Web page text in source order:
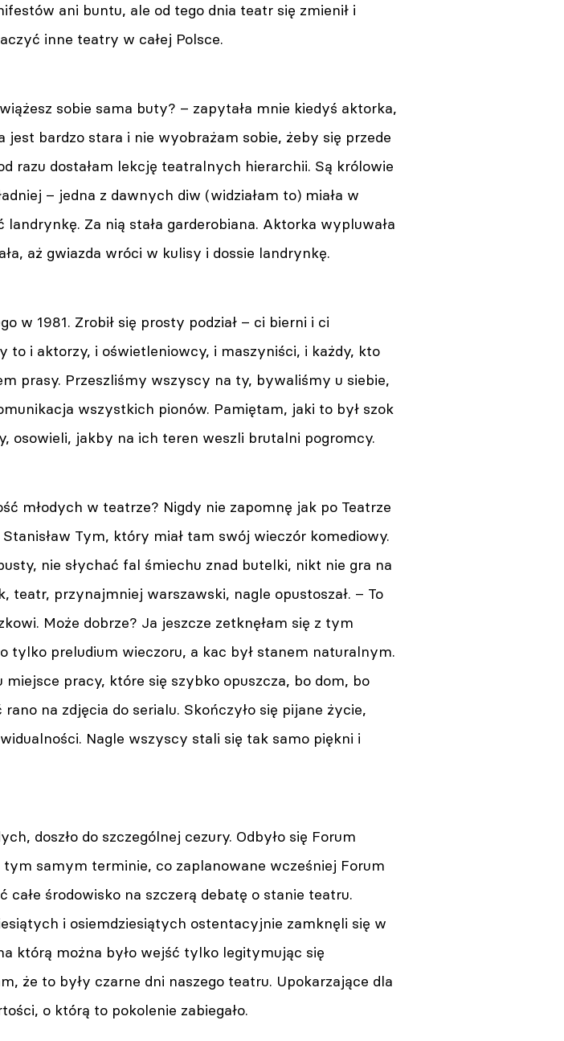
ani buntu, ale od tego dnia teatr się zmienił i
inne teatry w całej Polsce.
sobie sama buty? – zapytała mnie kiedyś aktorka,
jest bardzo stara i nie wyobrażam sobie, żeby się przede
razu dostałam lekcję teatralnych hierarchii. Są królowie
– jedna z dawnych diw (widziałam to) miała w
Za nią stała garderobiana. Aktorka wypluwała
aż gwiazda wróci w kulisy i dossie landrynkę.
w 1981. Zrobił się prosty podział – ci bierni i ci
to i aktorzy, i oświetleniowcy, i maszyniści, i każdy, kto
prasy. Przeszliśmy wszyscy na ty, bywaliśmy u siebie,
wszystkich pionów. Pamiętam, jaki to był szok
osowieli, jakby na ich teren weszli brutalni pogromcy.
młodych w teatrze? Nigdy nie zapomnę jak po Teatrze
Tym, który miał tam swój wieczór komediowy.
nie słychać fal śmiechu znad butelki, nikt nie gra na
teatr, przynajmniej warszawski, nagle opustoszał. – To
Może dobrze? Ja jeszcze zetknęłam się z tym
tylko preludium wieczoru, a kac był stanem naturalnym.
pracy, które się szybko opuszcza, bo dom, bo
na zdjęcia do serialu. Skończyło się pijane życie,
Nagle wszyscy stali się tak samo piękni i
doszło do szczególnej cezury. Odbyło się Forum
tym samym terminie, co zaplanowane wcześniej Forum
całe środowisko na szczerą debatę o stanie teatru.
i osiemdziesiątych ostentacyjnie zamknęli się w
którą można było wejść tylko legitymując się
że to były czarne dni naszego teatru. Upokarzające dla
o którą to pokolenie zabiegało.